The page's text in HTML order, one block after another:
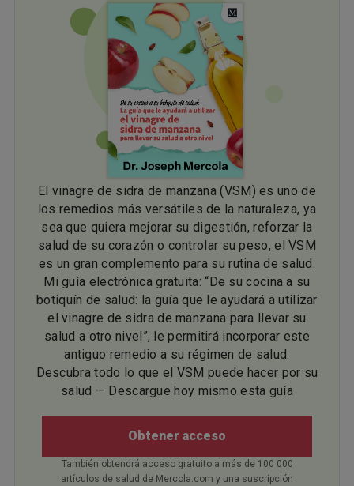
El vinagre de sidra de manzana (VSM) es uno de
los remedios más versátiles de la naturaleza, ya
sea que quiera mejorar su digestión, reforzar la
salud de su corazón o controlar su peso, el VSM
es un gran complemento para su rutina de salud.
Mi guía electrónica gratuita: “De su cocina a su
botiquín de salud: la guía que le ayudará a utilizar
el vinagre de sidra de manzana para llevar su
salud a otro nivel”, le permitirá incorporar este
antiguo remedio a su régimen de salud.
Descubra todo lo que el VSM puede hacer por su
salud — Descargue hoy mismo esta guía
Obtener acceso
También obtendrá acceso gratuito a más de 100 000
artículos de salud de Mercola.com y una suscripción